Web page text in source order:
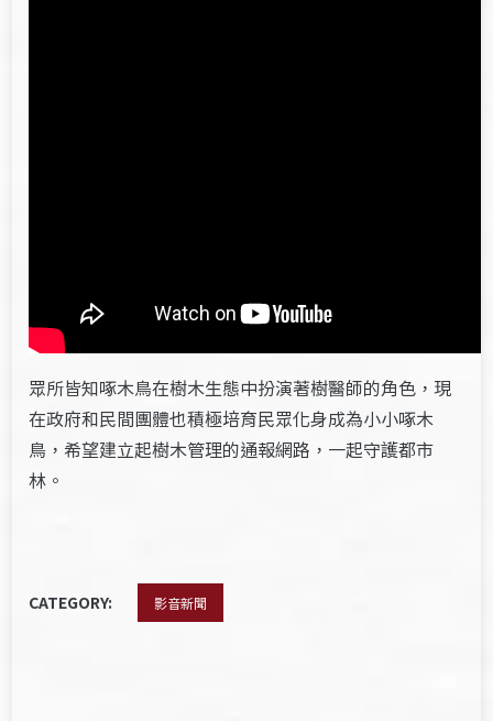
眾所皆知啄木鳥在樹木生態中扮演著樹醫師的角色，現
在政府和民間團體也積極培育民眾化身成為小小啄木
鳥，希望建立起樹木管理的通報網路，一起守護都市
林。
CATEGORY: 影音新聞